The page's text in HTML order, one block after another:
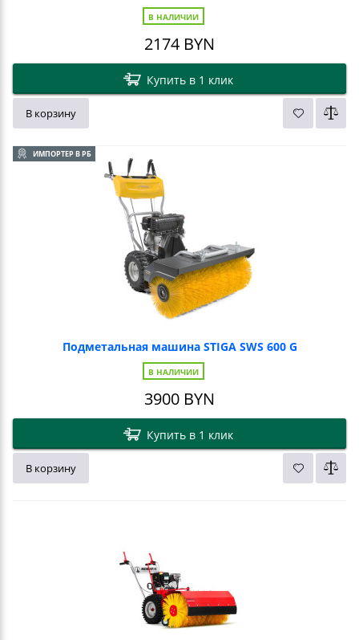
В НАЛИЧИИ
2174 BYN
Купить в 1 клик
В корзину
ИМПОРТЕР В РБ
Подметальная машина STIGA SWS 600 G
В НАЛИЧИИ
3900 BYN
Купить в 1 клик
В корзину